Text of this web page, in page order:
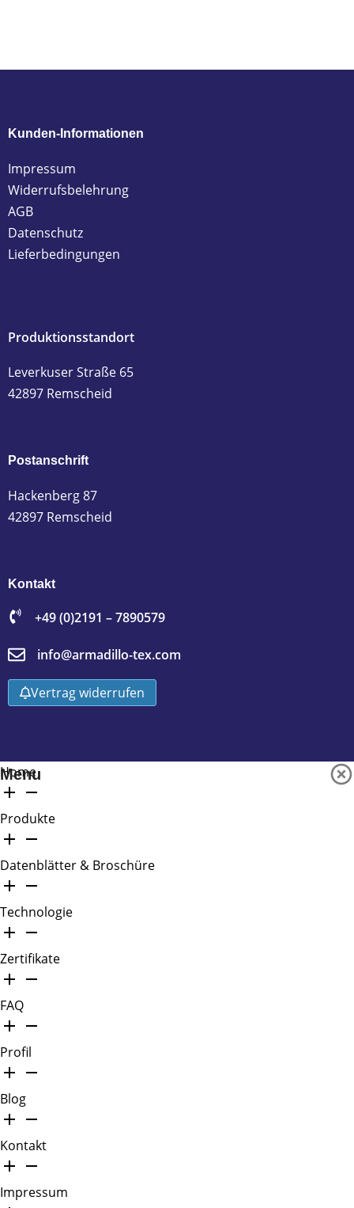
Kunden-Informationen
Impressum
Widerrufsbelehrung
AGB
Datenschutz
Lieferbedingungen
Produktionsstandort
Leverkuser Straße 65
42897 Remscheid
Postanschrift
Hackenberg 87
42897 Remscheid
Kontakt
+49 (0)2191 – 7890579
info@armadillo-tex.com
Vertrag widerrufen
Menu
Home
Produkte
Datenblätter & Broschüre
Technologie
Zertifikate
FAQ
Profil
Blog
Kontakt
Impressum